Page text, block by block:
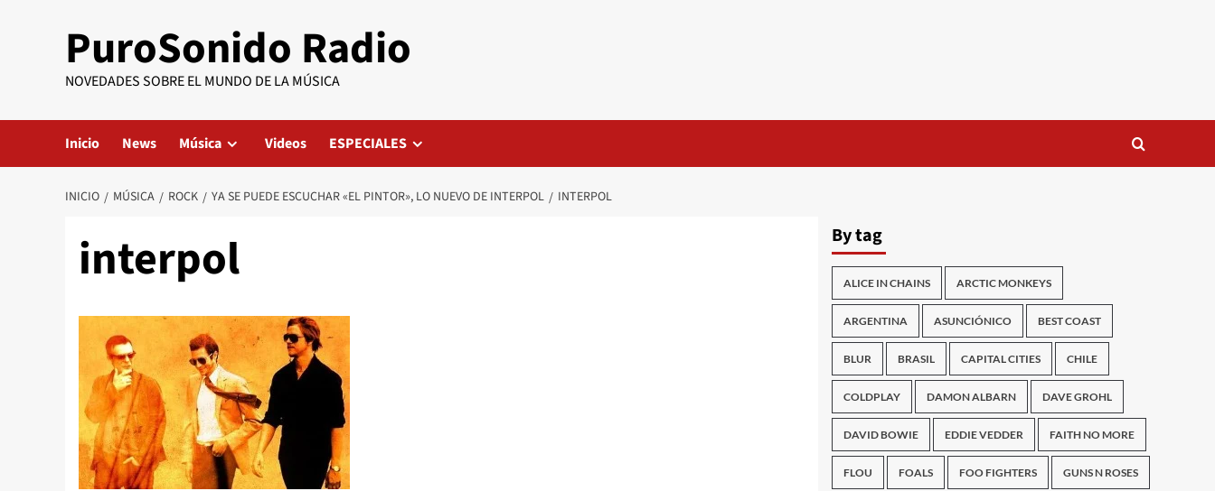
PuroSonido Radio
NOVEDADES SOBRE EL MUNDO DE LA MÚSICA
Inicio News Música Videos ESPECIALES
INICIO MÚSICA ROCK YA SE PUEDE ESCUCHAR «EL PINTOR», LO NUEVO DE INTERPOL INTERPOL
interpol By tag
ALICE IN CHAINS ARCTIC MONKEYS
ARGENTINA ASUNCIÓNICO BEST COAST
BLUR BRASIL CAPITAL CITIES CHILE
COLDPLAY DAMON ALBARN DAVE GROHL
DAVID BOWIE EDDIE VEDDER FAITH NO MORE
FLOU FOALS FOO FIGHTERS GUNS N ROSES